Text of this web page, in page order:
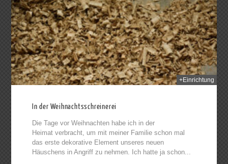
+Einrichtung
In der Weihnachtsschreinerei
Die Tage vor Weihnachten habe ich in der
Heimat verbracht, um mit meiner Familie schon mal
das erste dekorative Element unseres neuen
Häuschens in Angriff zu nehmen. Ich hatte ja schon...